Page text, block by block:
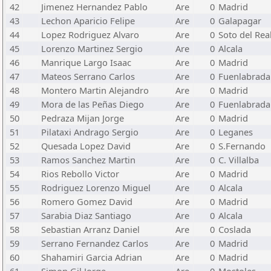
42 Jimenez Hernandez Pablo Are 0 Madrid
43
Lechon Aparicio Felipe Are 0 Galapagar
44
Lopez Rodriguez Alvaro Are 0 Soto del
45
Lorenzo Martinez Sergio Are 0 Alcala
46
Manrique Largo Isaac Are 0 Madrid
47
Mateos Serrano Carlos Are 0 Fuenlabrada
48
Montero Martin Alejandro Are 0 Madrid
49
Mora de las Peñas Diego Are 0 Fuenlabrada
50
Pedraza Mijan Jorge Are 0 Madrid
51
Pilataxi Andrago Sergio Are 0 Leganes
52
Quesada Lopez David Are 0 S.Fernando
53
Ramos Sanchez Martin Are 0 C. Villalba
54
Rios Rebollo Victor Are 0 Madrid
55
Rodriguez Lorenzo Miguel Are 0 Alcala
56
Romero Gomez David Are 0 Madrid
57
Sarabia Diaz Santiago Are 0 Alcala
58
Sebastian Arranz Daniel Are 0 Coslada
59
Serrano Fernandez Carlos Are 0 Madrid
60
Shahamiri Garcia Adrian Are 0 Madrid